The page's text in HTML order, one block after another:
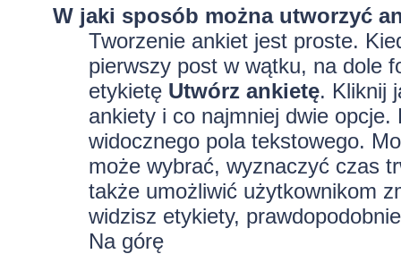
W jaki sposób można utworzyć
Tworzenie ankiet jest proste.
pierwszy post w wątku, na dole
etykietę Utwórz ankietę. Kliknij
ankiety i co najmniej dwie
widocznego pola tekstowego.
może wybrać, wyznaczyć czas
także umożliwić użytkownikom
widzisz etykiety,
Na górę